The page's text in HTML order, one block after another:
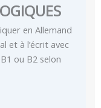
en Allemand
et à l’écrit avec
ou B2 selon